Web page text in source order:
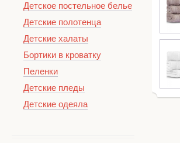
Детское постельное белье
Детские полотенца
Детские халаты
Бортики в кроватку
Пеленки
Детские пледы
Детские одеяла